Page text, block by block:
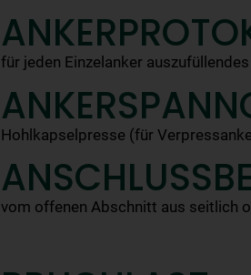
für jeden Einzelanker
Hohlkapselpresse (für
vom offenen Abschnitt aus seitlich